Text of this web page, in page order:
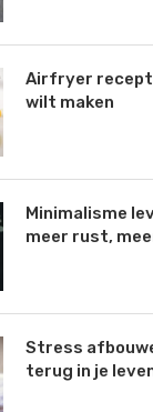
Airfryer
wilt maken
Minimalisme
meer rust,
Stress
terug in je